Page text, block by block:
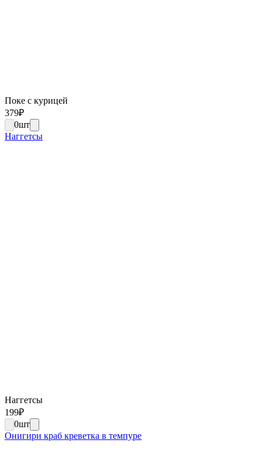
Поке с курицей
379₽
0шт
Наггетсы
Наггетсы
199₽
0шт
Онигири краб креветка в темпуре